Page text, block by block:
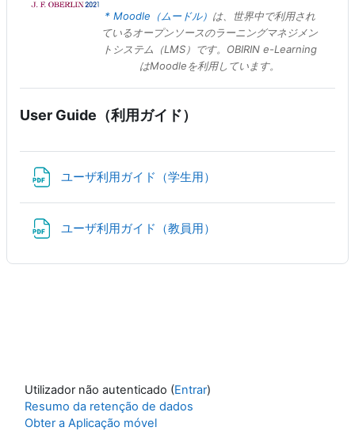
* Moodle（ムードル） は、世界中で利用され
ているオープンソースのラーニングマネジメン
トシステム（LMS）です。OBIRIN e-Learning
はMoodleを利用しています。
User Guide（利用ガイド）
ユーザ利用ガイド（学生用）
ユーザ利用ガイド（教員用）
Utilizador não autenticado (Entrar)
Resumo da retenção de dados
Obter a Aplicação móvel